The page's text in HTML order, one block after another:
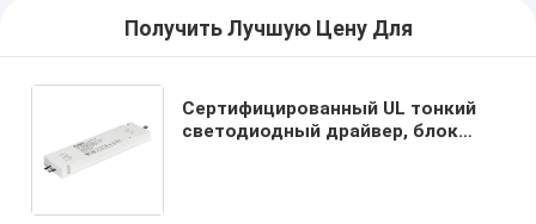
Получить Лучшую Цену Для
Сертифицированный UL тонкий
светодиодный драйвер, блок